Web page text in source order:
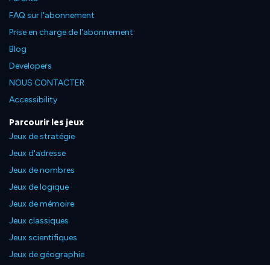
FAQ sur l'abonnement
Prise en charge de l'abonnement
Blog
Developers
NOUS CONTACTER
Accessibility
Parcourir les jeux
Jeux de stratégie
Jeux d'adresse
Jeux de nombres
Jeux de logique
Jeux de mémoire
Jeux classiques
Jeux scientifiques
Jeux de géographie